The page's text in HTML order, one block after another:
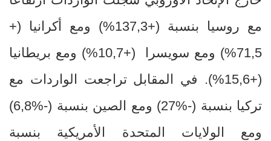
مع روسيا بنسبة +)
137,3
%) ومع أكرانيا +)
71,5
%) ومع سويسرا +)
10,7
%) ومع بريطانيا
(+15,6
%). في المقابل تراجعت الواردات مع
تركيا بنسبة (27%-) ومع الصين بنسبة (6,8%-)
ومع الولايات المتحدة الأمريكية بنسبة